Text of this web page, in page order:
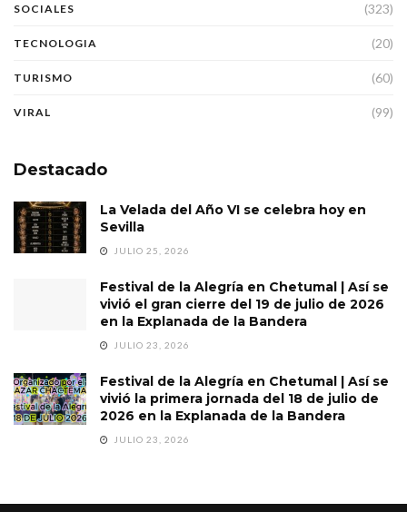
SOCIALES (323)
TECNOLOGIA (20)
TURISMO (60)
VIRAL (99)
Destacado
La Velada del Año VI se celebra hoy en
Sevilla
JULIO 25, 2026
Festival de la Alegría en Chetumal | Así se
vivió el gran cierre del 19 de julio de 2026
en la Explanada de la Bandera
JULIO 23, 2026
Festival de la Alegría en Chetumal | Así se
vivió la primera jornada del 18 de julio de
2026 en la Explanada de la Bandera
JULIO 23, 2026